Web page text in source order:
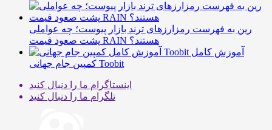
رین به فهرست رمزارزهای ترند بازار پیوست؛ چه عواملی
پشت صعود قیمت RAIN هستند؟
آموزش کامل
کمپین جام جهانی Toobit
اینستاگرام ما را دنبال کنید
تلگرام ما را دنبال کنید